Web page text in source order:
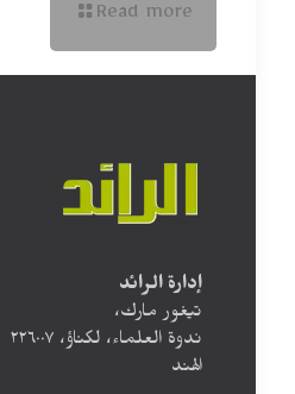
Read more
إدارة الرائد
تيغور مارك،
ندوة العلماء، لكناؤ، ۲۲٦۰۰۷
الهند